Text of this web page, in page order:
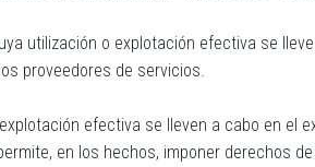
utilización o explotación efectiva se
proveedores de servicios.
efectiva se lleven a cabo en el
en los hechos, imponer derechos